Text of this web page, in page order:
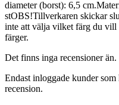
diameter (borst): 6,5
stOBS!Tillverkaren skickar
inte att välja vilket färg du vill
färger.
Det finns inga recensioner än.
Endast inloggade kunder
recension.